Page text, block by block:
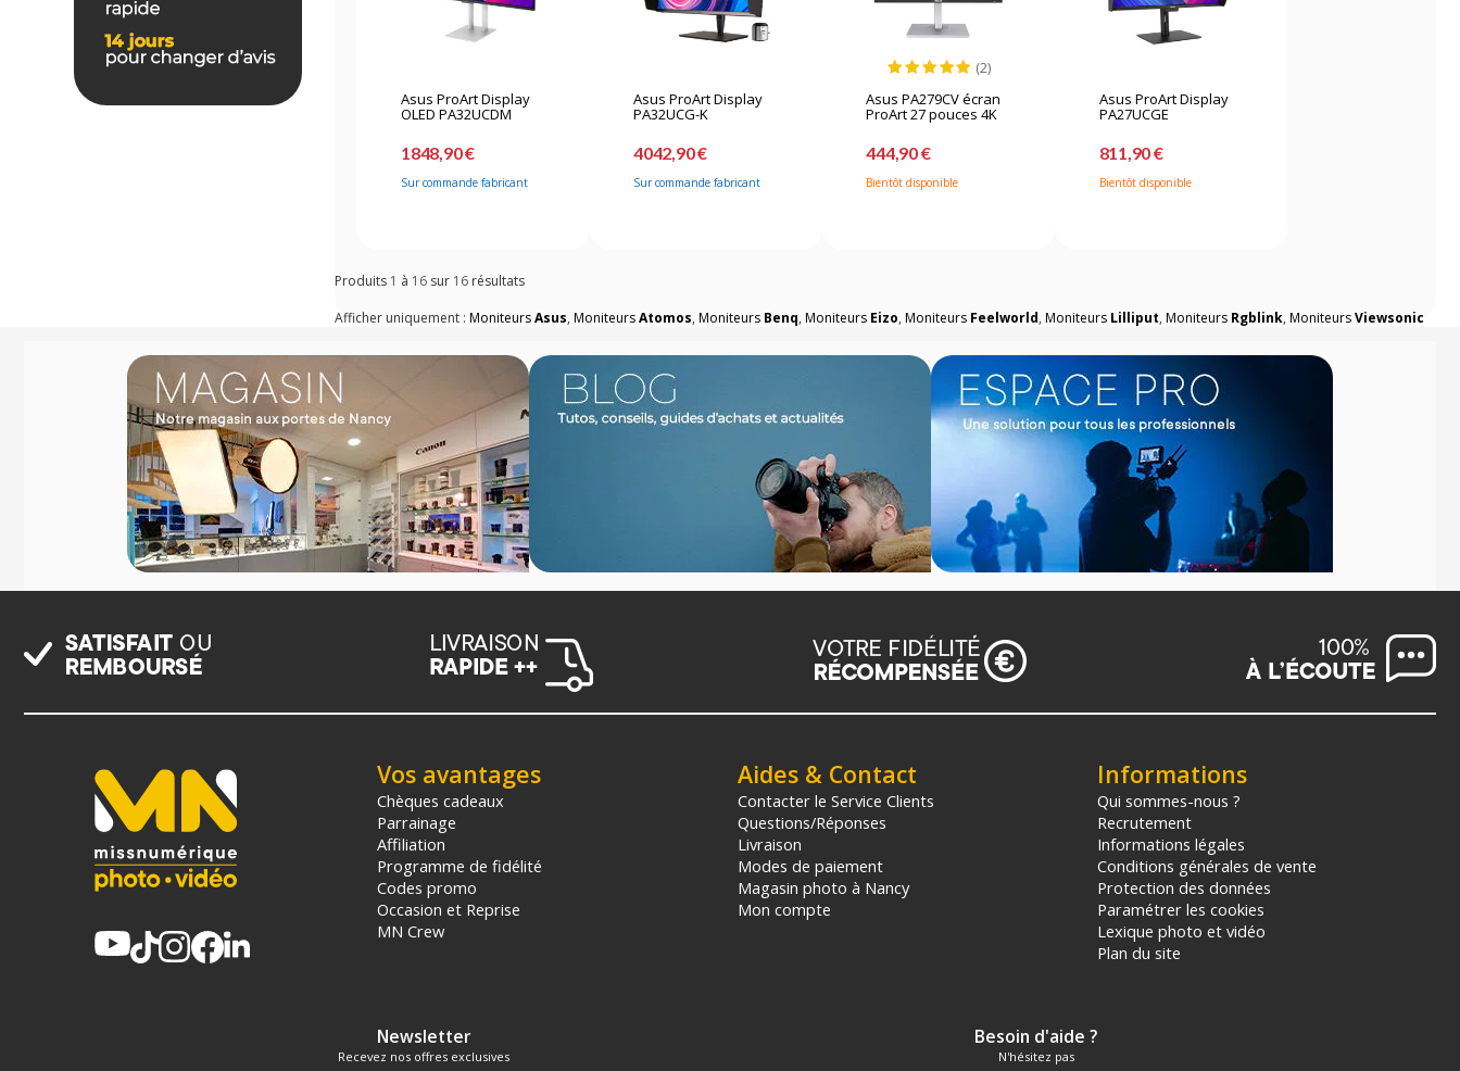
Asus ProArt Display
OLED PA32UCDM
1848,90 €
Sur commande fabricant
Asus ProArt Display
PA32UCG-K
4042,90 €
Sur commande fabricant
(2)
Asus PA279CV écran
ProArt 27 pouces 4K
444,90 €
Bientôt disponible
Asus ProArt Display
PA27UCGE
811,90 €
Bientôt disponible
Produits 1 à 16 sur 16 résultats
Afficher uniquement :MoniteursAsus,MoniteursAtomos,Moniteurs Benq,Moniteurs Eizo,Moniteurs Feelworld,Moniteurs Lilliput,Moniteurs Rgblink,MoniteursViewsonic
Vos avantages
Chèques cadeaux
Parrainage
Affiliation
Programme de fidélité
Codes promo
Occasion et Reprise
MN Crew
Aides & Contact
Contacter le Service Clients
Questions/Réponses
Livraison
Modes de paiement
Magasin photo à Nancy
Mon compte
Informations
Qui sommes-nous ?
Recrutement
Informations légales
Conditions générales de vente
Protection des données
Paramétrer les cookies
Lexique photo et vidéo
Plan du site
Newsletter
Recevez nos offres exclusives
Besoin d'aide ?
N'hésitez pas